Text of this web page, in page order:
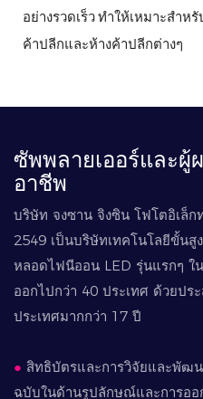
อย่างรวดเร็ว ทำให้เหมาะสำ
ค้าปลีกและห้างค้าปลีกต่างๆ
ซัพพลายเออร์และผู้
อาชีพ
บริษัท จงซาน จิงซิน โฟโตอิเล็
2549 เป็นบริษัทเทคโนโลยีขั้นสู
หลอดไฟนีออน LED รุ่นแรกๆ ใ
ออกไปกว่า 40 ประเทศ ด้วยปร
ประเทศมากกว่า 17 ปี
● สิทธิบัตรและการวิจัยและพัฒ
ฉบับในด้านรูปลักษณ์และการออ